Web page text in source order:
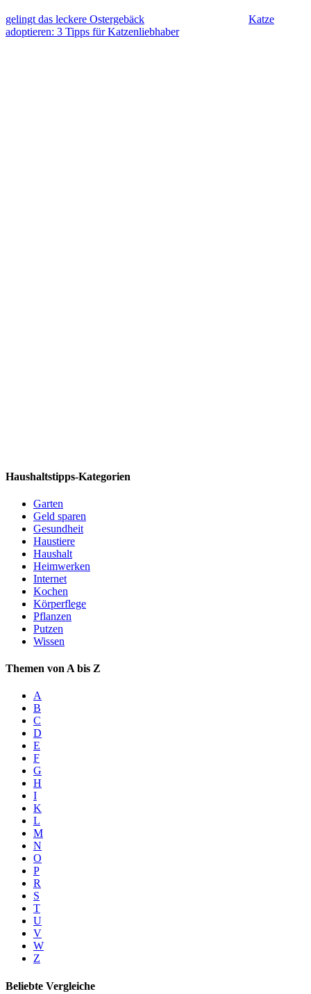
gelingt das leckere Ostergebäck
Katze
adoptieren: 3 Tipps für Katzenliebhaber
Haushaltstipps-Kategorien
Garten
Geld sparen
Gesundheit
Haustiere
Haushalt
Heimwerken
Internet
Kochen
Körperflege
Pflanzen
Putzen
Wissen
Themen von A bis Z
A
B
C
D
E
F
G
H
I
K
L
M
N
O
P
R
S
T
U
V
W
Z
Beliebte Vergleiche